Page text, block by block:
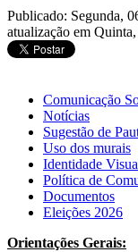
Publicado: Segunda,
atualização em
Comunicação
Notícias
Sugestão de
Uso dos murais
Identidade
Política de
Documentos
Eleições 2026
Orientações Gerais: